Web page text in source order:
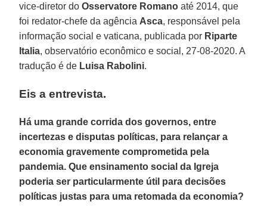
vice-diretor doOsservatore Romano até 2014, que
foi redator-chefe da agência Asca, responsável pela
informação social e vaticana, publicada por Riparte
Italia, observatório econômico e social, 27-08-2020. A
tradução é de Luisa Rabolini.
Eis a entrevista.
Há uma grande corrida dos governos, entre
incertezas e disputas políticas, para relançar a
economia gravemente comprometida pela
pandemia. Que ensinamento social da Igreja
poderia ser particularmente útil para decisões
políticas justas para uma retomada da economia?